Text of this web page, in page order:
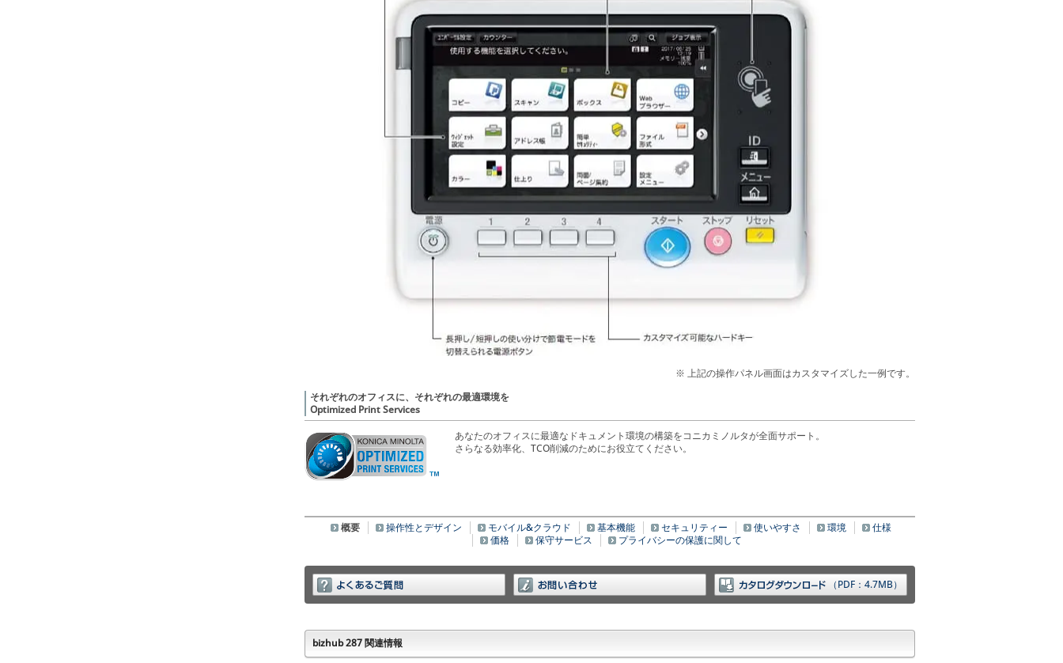
※ 上記の操作パネル画面はカスタマイズした一例です。
それぞれのオフィスに、それぞれの最適環境を
Optimized Print Services
あなたのオフィスに最適なドキュメント環境の構築をコニカミノルタが全面サポート。
さらなる効率化、TCO削減のためにお役立てください。
概要 操作性とデザイン モバイル&クラウド 基本機能 セキュリティー 使いやすさ 環境
仕様
価格
保守サービス プライバシーの保護に関して
（PDF：4.7MB）
bizhub 287 関連情報